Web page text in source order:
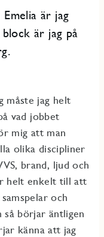
är jag
är jag på
måste jag helt
vad jobbet
mig att man
olika discipliner
brand, ljud och
helt enkelt till att
och
börjar äntligen
känna att jag